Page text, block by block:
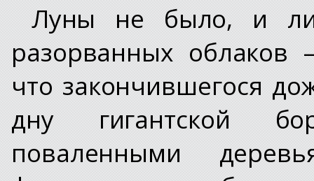
Луны не было, и
разорванных
что закончившегося
дну гигантской
поваленными